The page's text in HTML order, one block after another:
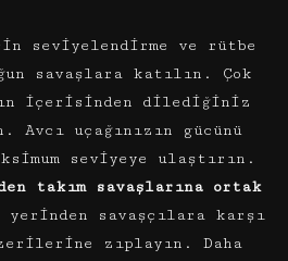
seviyelendirme ve rütbe
savaşlara katılın. Çok
içerisinden dilediğiniz
Avcı uçağınızın gücünü
seviyeye ulaştırın.
takım savaşlarına ortak
yerinden savaşçılara karşı
zıplayın. Daha